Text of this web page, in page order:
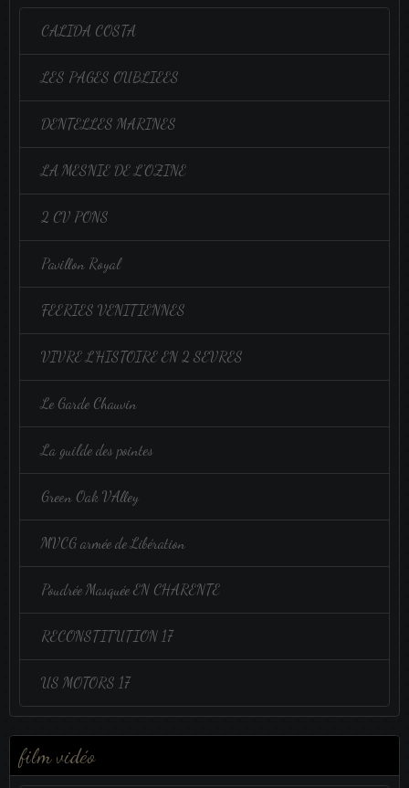
CALIDA COSTA
LES PAGES OUBLIEES
DENTELLES MARINES
LA MESNIE DE L'OZINE
2 CV PONS
Pavillon Royal
FEERIES VENITIENNES
VIVRE L'HISTOIRE EN 2 SEVRES
Le Garde Chauvin
La guilde des pointes
Green Oak VAlley
MVCG armée de Libération
Poudrée Masquée EN CHARENTE
RECONSTITUTION 17
US MOTORS 17
film vidéo